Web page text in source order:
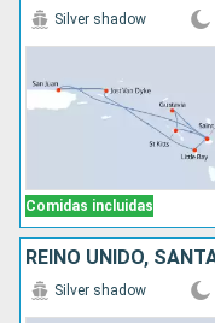
Comidas incluidas
Silver shadow
Silver shadow